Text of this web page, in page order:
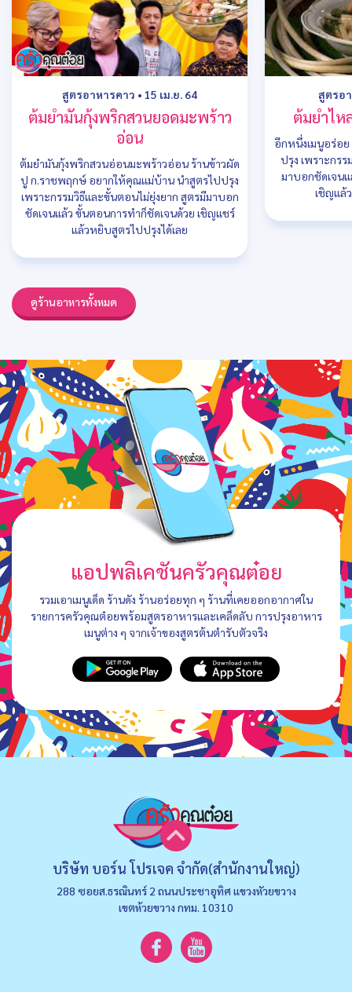
สูตรอาหารคาว • 15 เม.ย. 64
ต้มยำมันกุ้งพริกสวนยอดมะพร้าว
อ่อน
ต้มยำมันกุ้งพริกสวนอ่อนมะพร้าวอ่อน ร้านข้าวผัด
ปู ก.ราชพฤกษ์ อยากให้คุณแม่บ้าน นำสูตรไปปรุง
เพราะกรรมวิธีและขั้นตอนไม่ยุ่งยาก สูตรมีมาบอก
ชัดเจนแล้ว ขั้นตอนการทำก็ชัดเจนด้วย เชิญแชร์
แล้วหยิบสูตรไปปรุงได้เลย
สูตรอ
ต้มยำไห
อีกหนึ่งเมนูอร่อ
ปรุง เพราะกร
มาบอกชัดเจน
เชิญแล้
ดูร้านอาหารทั้งหมด
แอปพลิเคชันครัวคุณต๋อย
รวมเอาเมนูเด็ด ร้านดัง ร้านอร่อยทุก ๆ ร้านที่เคยออกอากาศใน
รายการครัวคุณต๋อยพร้อมสูตรอาหารและเคล็ดลับ การปรุงอาหาร
เมนูต่าง ๆ จากเจ้าของสูตรต้นตำรับตัวจริง
บริษัท บอร์น โปรเจค จำกัด(สำนักงานใหญ่)
288 ซอยส.ธรณินทร์ 2 ถนนประชาอุทิศ แขวงหัวยขวาง
เขตห้วยขวาง กทม. 10310